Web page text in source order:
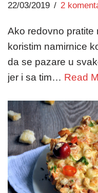
22/03/2019 2
Ako redovno pratite
koristim namirnice
da se pazare u
jer i sa tim… Read